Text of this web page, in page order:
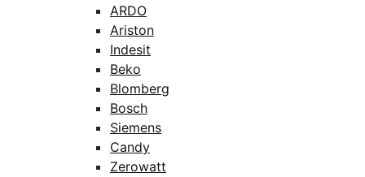
ARDO
Ariston
Indesit
Beko
Blomberg
Bosch
Siemens
Candy
Zerowatt